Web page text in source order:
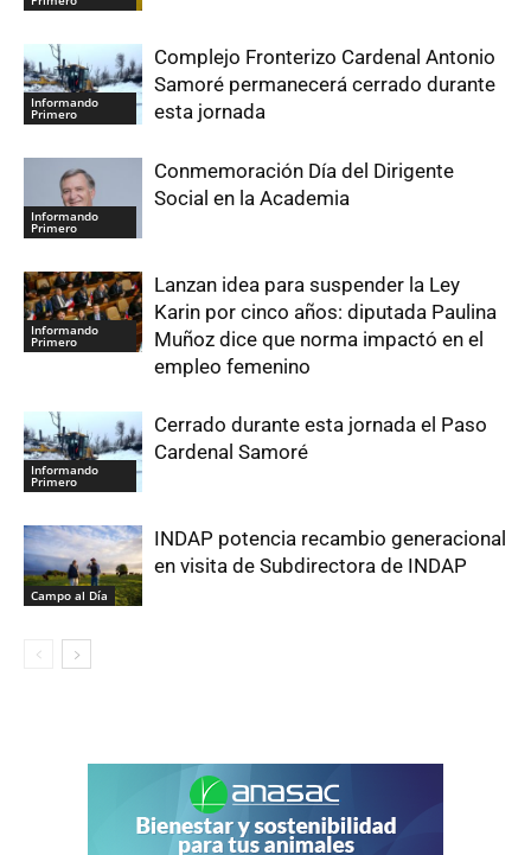
Informando
Primero
Complejo Fronterizo Cardenal Antonio
Samoré permanecerá cerrado durante
esta jornada
Informando
Primero
Conmemoración Día del Dirigente
Social en la Academia
Informando
Primero
Lanzan idea para suspender la Ley
Karin por cinco años: diputada Paulina
Muñoz dice que norma impactó en el
empleo femenino
Informando
Primero
Cerrado durante esta jornada el Paso
Cardenal Samoré
Campo al Día
INDAP potencia recambio generacional
en visita de Subdirectora de INDAP